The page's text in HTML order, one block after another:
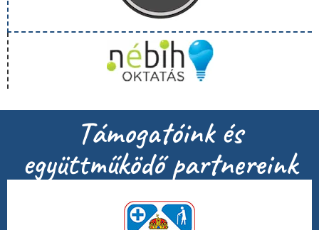
Támogatóink és
együttműködő partnereink